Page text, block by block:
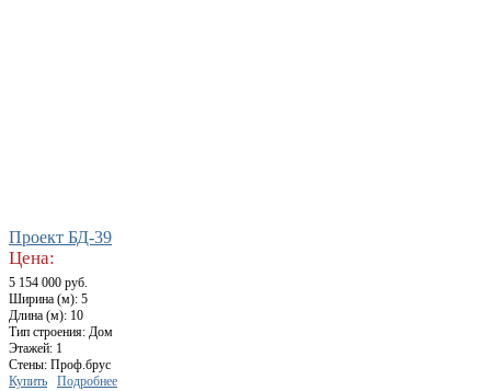
Проект БД-39
Цена:
5 154 000 руб.
Ширина (м): 5
Длина (м): 10
Тип строения: Дом
Этажей: 1
Стены: Проф.брус
Купить
Подробнее